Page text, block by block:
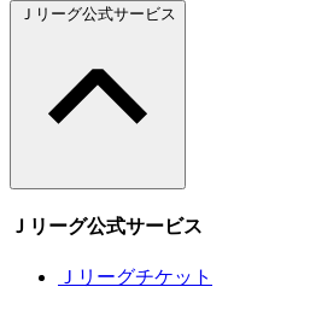
Ｊリーグ公式サービス
Ｊリーグ公式サービス
Ｊリーグチケット